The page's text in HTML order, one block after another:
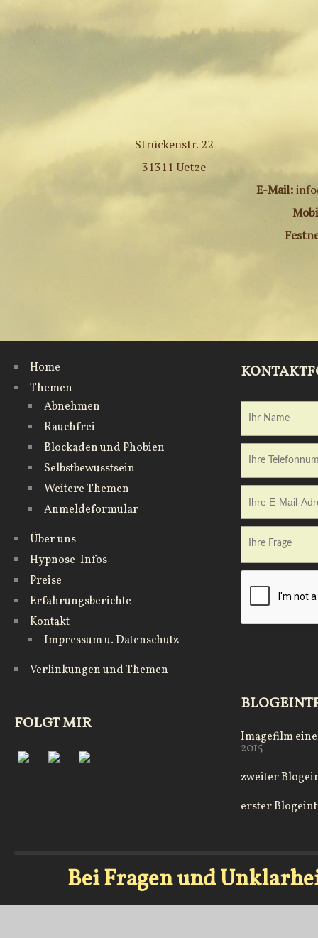
Strückenstr. 22
31311 Uetze
E-Mail:
Home
Themen
Abnehmen
Rauchfrei
Blockaden und Phobien
Selbstbewusstsein
Weitere Themen
Anmeldeformular
Über uns
Hypnose-Infos
Preise
Erfahrungs­berichte
Kontakt
Impressum u. Datenschutz
Verlinkungen und Themen
FOLGT MIR
Imagefilm
2015
zweiter
erster
Bei Fragen und